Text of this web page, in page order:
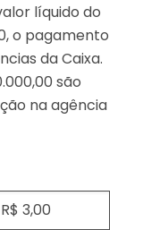
líquido do
o pagamento
da Caixa.
são
na agência
R$ 3,00